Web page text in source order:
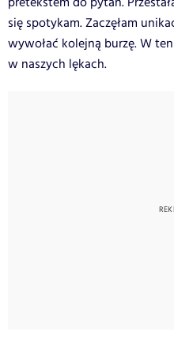
się spotykam. Zaczęłam
wywołać kolejną burzę. W
w naszych lękach.